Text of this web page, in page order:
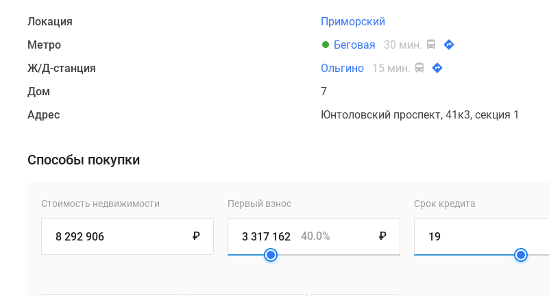
Локация
Приморский
Метро
Беговая
30 мин.
Ж/Д-станция
Ольгино
15 мин.
Дом
7
Адрес
Юнтоловский проспект, 41к3, секция 1
Способы покупки
Стоимость недвижимости
₽
Первый взнос
₽
40.0%
Срок кредита